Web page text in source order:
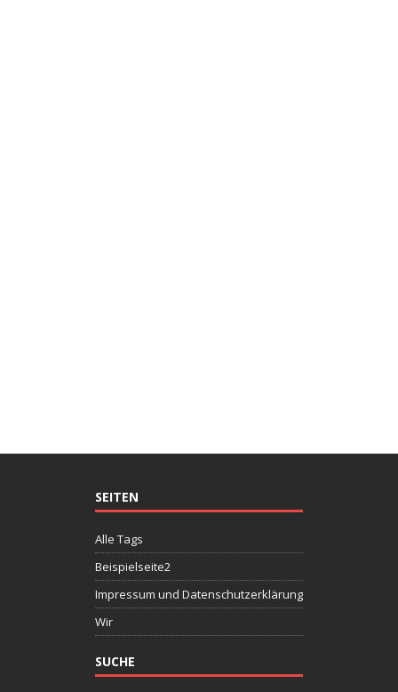
SEITEN
Alle Tags
Beispielseite2
Impressum und Datenschutzerklärung
Wir
SUCHE